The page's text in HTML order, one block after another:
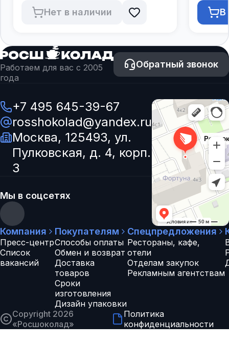
Нет в наличии В
Работаем для вас с 2005
года
Обратный звонок
+7 495 645-39-67
rosshokolad@yandex.ru
Москва, 125493, ул.
Пулковская, д. 4, корп.
3
Мы в соцсетях
Компания
Пресс-центр
Список
вакансий
Покупателям
Способы оплаты
Обмен и возврат
Доставка
товаров
Сроки
изготовления
Дизайн упаковки
Спецпредложения
Рестораны, кафе,
отели
Отделам закупок
Рекламным агентствам
Copyright 2026
«Росшоколад»
Политика
конфиденциальности